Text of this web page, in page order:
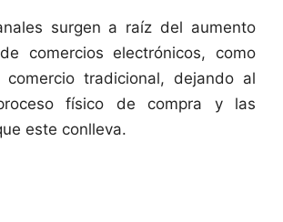
surgen a raíz del aumento
comercios electrónicos, como
comercio tradicional, dejando al
físico de compra y las
este conlleva.